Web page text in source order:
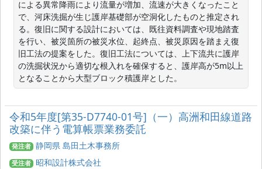
による異常降雨により流量が増加、流速が大きくなったこと
で、河床洗掘が生じ護岸基礎部が空洞化したものと推定され
る。復旧に関する設計においては、既往資料調査や現地踏査
を行い、被災箇所の被災水位、起終点、被災原因を踏まえ復
旧工法の提案をした。復旧工法については、上下流共に護岸
の洗掘状況から適切な根入れを確保すると、護岸高が5m以上
となることから大型ブロック積護岸とした。
令和5年度[第35-D7740-01号]（一）高洲和田線道路
改築に伴う電算帳票業務委託
発注者 静岡県 島田土木事務所
受注者 昭和設計株式会社